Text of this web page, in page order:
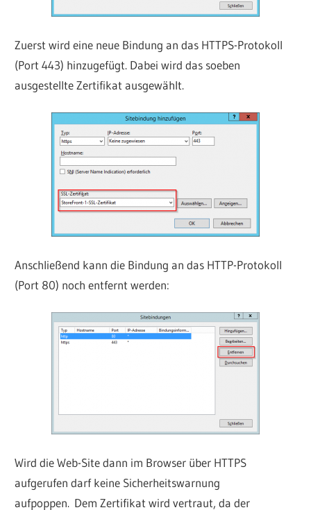
Zuerst wird eine neue Bindung an das HTTPS-Protokoll
(Port 443) hinzugefügt. Dabei wird das soeben
ausgestellte Zertifikat ausgewählt.
Anschließend kann die Bindung an das HTTP-Protokoll
(Port 80) noch entfernt werden:
Wird die Web-Site dann im Browser über HTTPS
aufgerufen darf keine Sicherheitswarnung
aufpoppen. Dem Zertifikat wird vertraut, da der